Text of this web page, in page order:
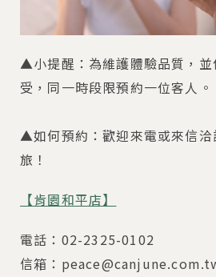
▲小提醒：為維護體驗品質，並
受，同一時段限預約一位客人。
▲如何預約：歡迎來電或來信洽
旅！
【肯園和平店】
電話：02-2325-0102
信箱：